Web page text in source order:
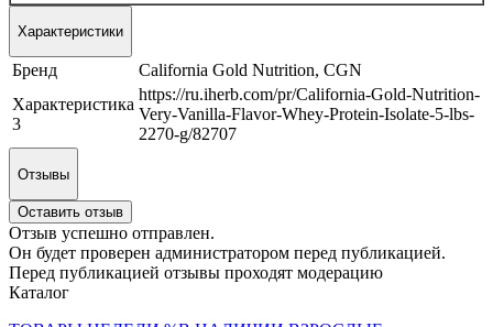
Характеристики
Бренд
California Gold Nutrition, CGN
Характеристика
3
https://ru.iherb.com/pr/California-Gold-Nutrition-
Very-Vanilla-Flavor-Whey-Protein-Isolate-5-lbs-
2270-g/82707
Отзывы
Оставить отзыв
Отзыв успешно отправлен.
Он будет проверен администратором перед публикацией.
Перед публикацией отзывы проходят модерацию
Каталог